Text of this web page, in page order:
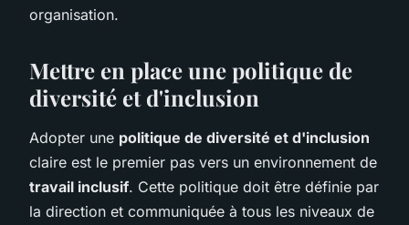
organisation.
Mettre en place une politique de
diversité et d'inclusion
Adopter une politique de diversité et d'inclusion
claire est le premier pas vers un environnement de
travail inclusif. Cette politique doit être définie par
la direction et communiquée à tous les niveaux de